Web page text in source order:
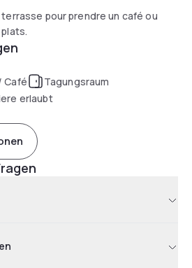
pour prendre un café ou
Café
Tagungsraum
erlaubt